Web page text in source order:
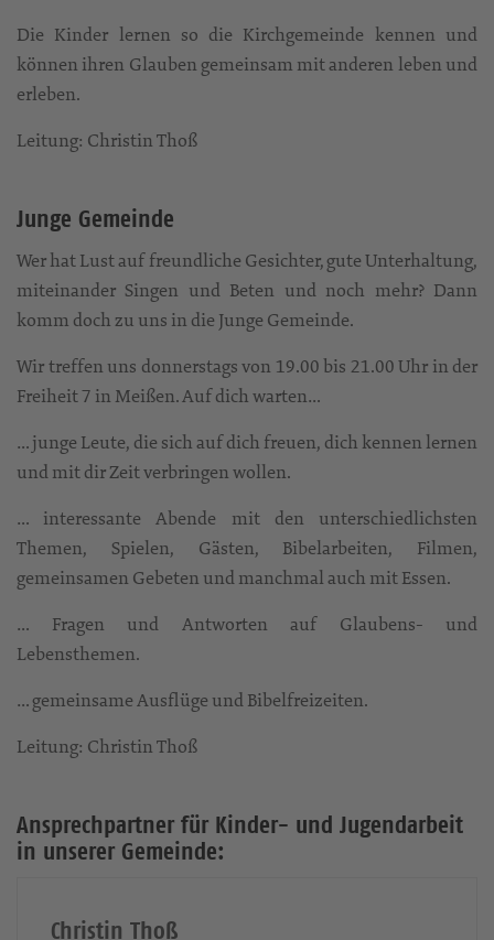
Die Kinder lernen so die Kirchgemeinde kennen und
können ihren Glauben gemeinsam mit anderen leben und
erleben.
Leitung: Christin Thoß
Junge Gemeinde
Wer hat Lust auf freundliche Gesichter, gute Unterhaltung,
miteinander Singen und Beten und noch mehr? Dann
komm doch zu uns in die Junge Gemeinde.
Wir treffen uns donnerstags von 19.00 bis 21.00 Uhr in der
Freiheit 7 in Meißen. Auf dich warten…
… junge Leute, die sich auf dich freuen, dich kennen lernen
und mit dir Zeit verbringen wollen.
… interessante Abende mit den unterschiedlichsten
Themen, Spielen, Gästen, Bibelarbeiten, Filmen,
gemeinsamen Gebeten und manchmal auch mit Essen.
… Fragen und Antworten auf Glaubens- und
Lebensthemen.
… gemeinsame Ausflüge und Bibelfreizeiten.
Leitung: Christin Thoß
Ansprechpartner für Kinder- und Jugendarbeit
in unserer Gemeinde:
Christin Thoß